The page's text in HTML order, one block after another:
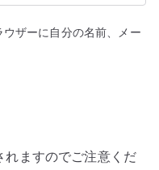
ザーに自分の名前、メー
れますのでご注意くだ